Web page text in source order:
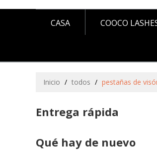
CASA COOCO
Inicio / todos / pestañas de
Entrega rápida
Qué hay de nuevo